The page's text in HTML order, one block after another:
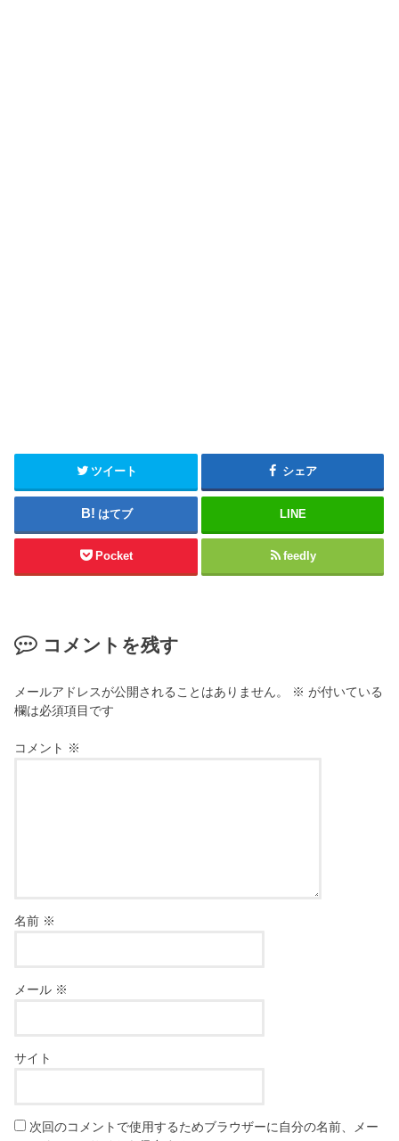
ツイート シェア
はてブ LINE
Pocket feedly
コメントを残す
メールアドレスが公開されることはありません。 ※ が付いている
欄は必須項目です
コメント ※
名前 ※
メール ※
サイト
次回のコメントで使用するためブラウザーに自分の名前、メー